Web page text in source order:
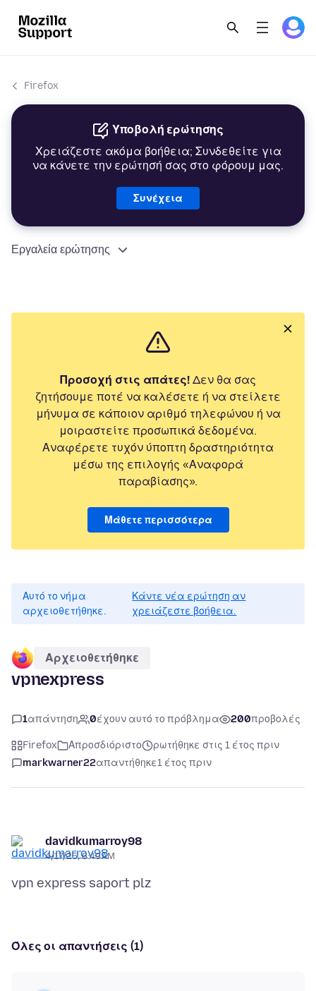
Firefox
Υποβολή ερώτησης
Χρειάζεστε ακόμα βοήθεια; Συνδεθείτε για
να κάνετε την ερώτησή σας στο φόρουμ μας.
Συνέχεια
Εργαλεία ερώτησης
Προσοχή στις απάτες! Δεν θα σας
ζητήσουμε ποτέ να καλέσετε ή να στείλετε
μήνυμα σε κάποιον αριθμό τηλεφώνου ή να
μοιραστείτε προσωπικά δεδομένα.
Αναφέρετε τυχόν ύποπτη δραστηριότητα
μέσω της επιλογής «Αναφορά
παραβίασης».
Μάθετε περισσότερα
Αυτό το νήμα
αρχειοθετήθηκε.
Κάντε νέα ερώτηση αν
χρειάζεστε βοήθεια.
Αρχειοθετήθηκε
vpnexpress
1απάντηση 0έχουν αυτό το πρόβλημα 200προβολές
Firefox Απροσδιόριστο
ρωτήθηκε στις 1 έτος πριν
markwarner22απαντήθηκε1 έτος πριν
davidkumarroy98
4/17/25, 6:49 AM
Όλες οι απαντήσεις (1)